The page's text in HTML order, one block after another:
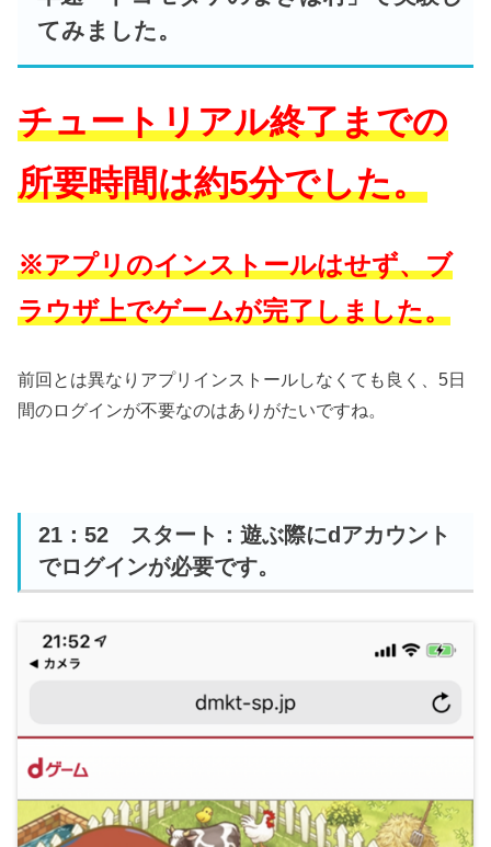
てみました。
チュートリアル終了までの
所要時間は約5分でした。
※アプリのインストールはせず、ブ
ラウザ上でゲームが完了しました。
前回とは異なりアプリインストールしなくても良く、5日
間のログインが不要なのはありがたいですね。
21：52 スタート：遊ぶ際にdアカウント
でログインが必要です。